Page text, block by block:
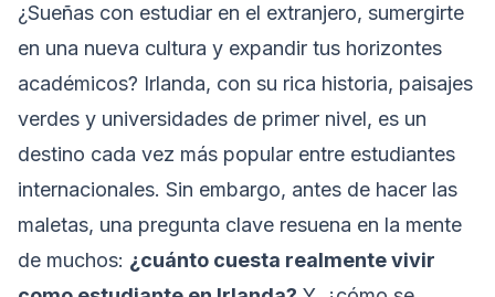
¿Sueñas con estudiar en el extranjero, sumergirte
en una nueva cultura y expandir tus horizontes
académicos? Irlanda, con su rica historia, paisajes
verdes y universidades de primer nivel, es un
destino cada vez más popular entre estudiantes
internacionales. Sin embargo, antes de hacer las
maletas, una pregunta clave resuena en la mente
de muchos: ¿cuánto cuesta realmente vivir